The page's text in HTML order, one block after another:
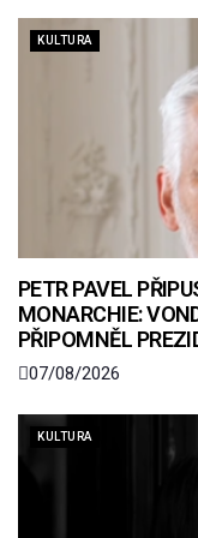
KULTURA
PETR PAVEL
MONARCHIE:
PŘIPOMNĚL
07/08/2026
KULTURA